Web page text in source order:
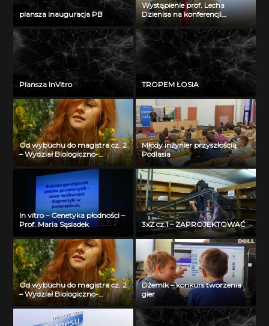
plansza inauguracja PB
Wystąpienie prof. Lecha
Dzienisa na konferencji
„Integration, partnership and
innovations in civil engineering
and education”
Plansza InVitro TROPEM ŁOSIA
Od wybuchu do magistra cz. 2
– Wydział Biologiczno-
Chemiczny Uniwersytetu w
Białymstoku
Młody inżynier przyszłością
Podlasia
In vitro – Genetyka płodności –
Prof. Maria Sąsiadek
3xZ cz.1 – ZAPROJEKTOWAĆ
Od wybuchu do magistra cz. 2
– Wydział Biologiczno-
Chemiczny Uniwersytetu w
Dżemik – konkurs tworzenia
gier